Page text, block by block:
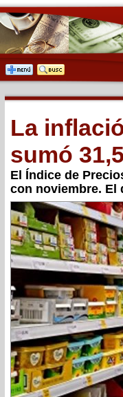
La
sumó
El Índice de
con noviembre. El